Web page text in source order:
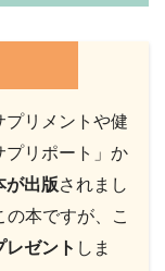
リメントや健
プリポート」か
が出版されまし
本ですが、こ
ゼント しま